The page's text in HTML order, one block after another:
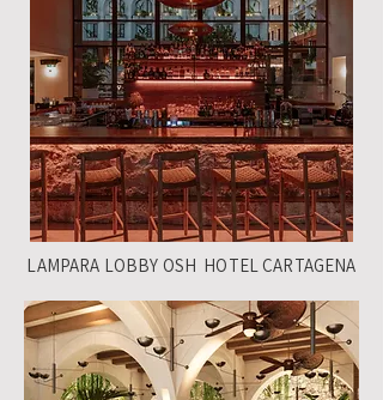
LAMPARA LOBBY OSH HOTEL CARTAGENA